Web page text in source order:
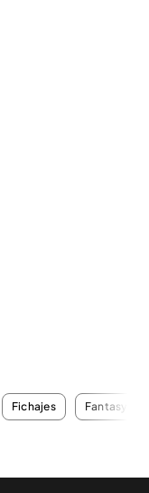
Fichajes Fantasy